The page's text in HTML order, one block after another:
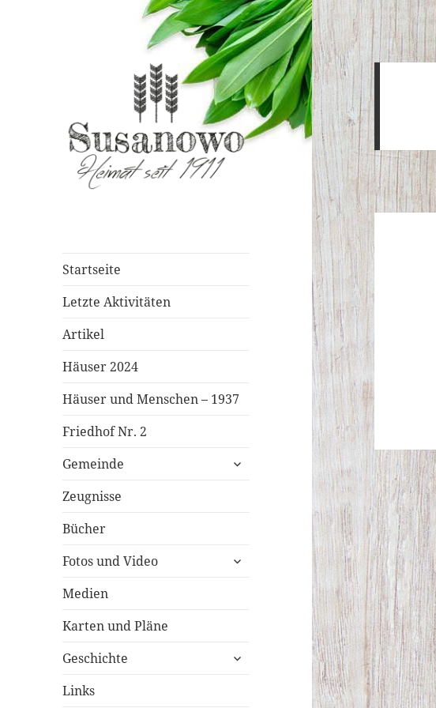
Startseite
Letzte Aktivitäten
Artikel
Häuser 2024
Häuser und Menschen – 1937
Friedhof Nr. 2
Gemeinde
untermenü
Zeugnisse
Bücher
Fotos und Video
untermenü
Medien
Karten und Pläne
Geschichte
untermenü
Links